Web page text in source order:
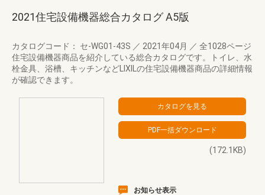
2021住宅設備機器総合カタログ A5版
カタログコード： セ-WG01-43S ／ 2021年04月 ／ 全1028ページ
住宅設備機器商品を紹介している総合カタログです。トイレ、水
栓金具、浴槽、キッチンなどLIXILの住宅設備機器商品の詳細情報
が確認できます。
(172.1KB)
お知らせ表示